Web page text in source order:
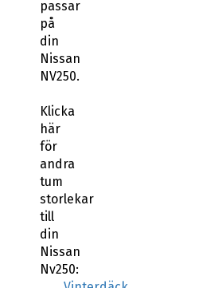
passar
på
din
Nissan
NV250.
Klicka
här
för
andra
tum
storlekar
till
din
Nissan
Nv250: